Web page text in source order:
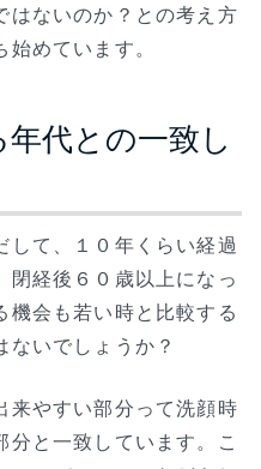
はないのか？との考え方
めています。
代との一致し
して、１０年くらい経過
閉経後６０歳以上になっ
機会も若い時と比較する
ないでしょうか？
来やすい部分って洗顔時
分と一致しています。こ